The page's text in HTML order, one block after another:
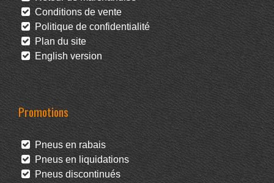
Conditions de vente
Politique de confidentialité
Plan du site
English version
Promotions
Pneus en rabais
Pneus en liquidations
Pneus discontinués